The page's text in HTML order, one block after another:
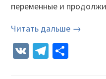
переменные и
Читать дальше →
VK Telegram